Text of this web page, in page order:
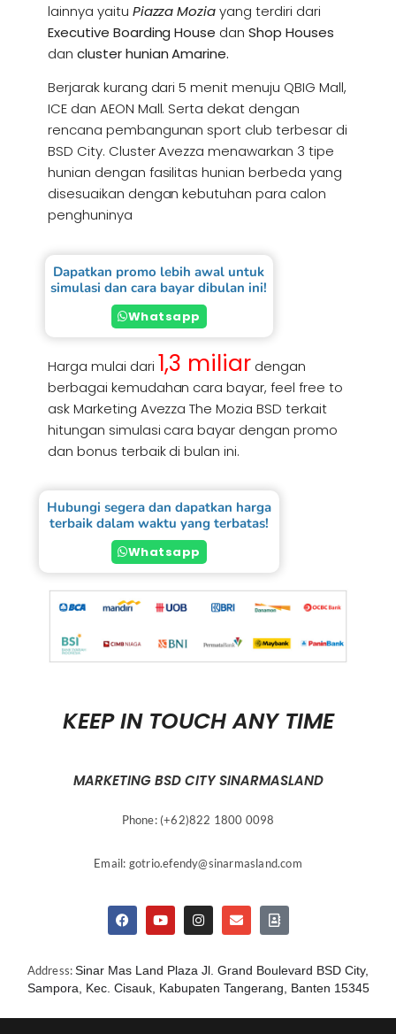
lainnya yaitu Piazza Mozia yang terdiri dari
Executive Boarding House dan Shop Houses
dan cluster hunian Amarine.
Berjarak kurang dari 5 menit menuju QBIG Mall,
ICE dan AEON Mall. Serta dekat dengan
rencana pembangunan sport club terbesar di
BSD City. Cluster Avezza menawarkan 3 tipe
hunian dengan fasilitas hunian berbeda yang
disesuaikan dengan kebutuhan para calon
penghuninya
Dapatkan promo lebih awal untuk
simulasi dan cara bayar dibulan ini!
Whatsapp
Harga mulai dari 1,3 miliar dengan
berbagai kemudahan cara bayar, feel free to
ask Marketing Avezza The Mozia BSD terkait
hitungan simulasi cara bayar dengan promo
dan bonus terbaik di bulan ini.
Hubungi segera dan dapatkan harga
terbaik dalam waktu yang terbatas!
Whatsapp
KEEP IN TOUCH ANY TIME
MARKETING BSD CITY SINARMASLAND
Phone: (+62)822 1800 0098
Email: gotrio.efendy@sinarmasland.com
Address:Sinar Mas Land Plaza Jl. Grand Boulevard BSD City,
Sampora, Kec. Cisauk, Kabupaten Tangerang, Banten 15345